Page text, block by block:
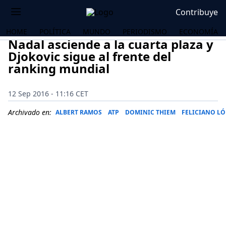
Contribuye
HOME POLÍTICA MUNDO PERIODISMO ECONOMÍA
Nadal asciende a la cuarta plaza y
Djokovic sigue al frente del
ranking mundial
12 Sep 2016 - 11:16 CET
Archivado en: ALBERT RAMOS ATP DOMINIC THIEM FELICIANO